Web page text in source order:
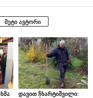
მეტი ავტორი
დავით ჩხარტიშვილი: